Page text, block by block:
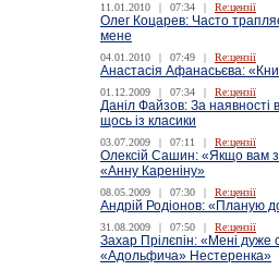
11.01.2010 | 07:34 | Re:цензії
Олег Коцарев: Часто
мене
04.01.2010 | 07:49 | Re:цензії
Анастасія Афанасьєва:
01.12.2009 | 07:34 | Re:цензії
Даніл Файзов: За наявності
щось із класики
03.07.2009 | 07:11 | Re:цензії
Олексій Сашин: «Якщо вам
«Анну Кареніну»
08.05.2009 | 07:30 | Re:цензії
Андрій Родіонов: «Планую
31.08.2009 | 07:50 | Re:цензії
Захар Прілєпін: «Мені
«Адольфича» Нестеренка»